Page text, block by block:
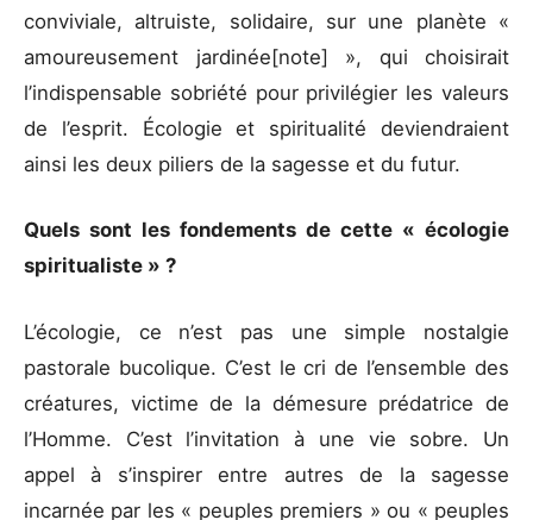
conviviale, altruiste, solidaire, sur une planète «
amoureusement jardinée[note] », qui choisirait
l’indispensable sobriété pour privilégier les valeurs
de l’esprit. Écologie et spiritualité deviendraient
ainsi les deux piliers de la sagesse et du futur.
Quels sont les fondements de cette « écologie
spiritualiste » ?
L’écologie, ce n’est pas une simple nostalgie
pastorale bucolique. C’est le cri de l’ensemble des
créatures, victime de la démesure prédatrice de
l’Homme. C’est l’invitation à une vie sobre. Un
appel à s’inspirer entre autres de la sagesse
incarnée par les « peuples premiers » ou « peuples